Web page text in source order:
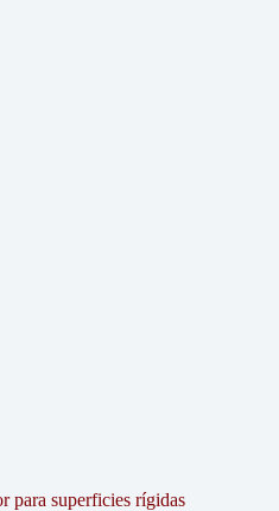
para superficies rígidas